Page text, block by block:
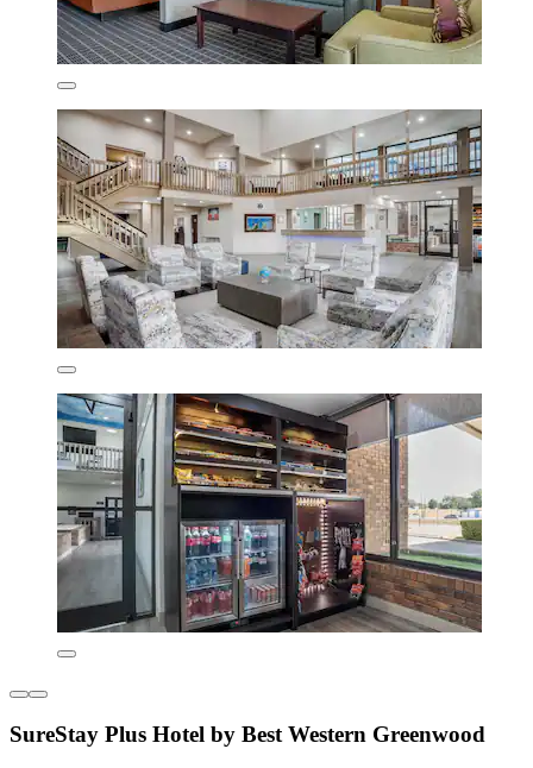
SureStay Plus Hotel by Best Western Greenwood